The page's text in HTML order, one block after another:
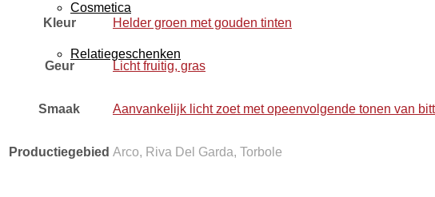
Cosmetica
Relatiegeschenken
Kleur Helder groen met gouden tinten
Geur Licht fruitig, gras
Smaak Aanvankelijk licht zoet met opeenvolgende tonen van
Productiegebied Arco, Riva Del Garda, Torbole